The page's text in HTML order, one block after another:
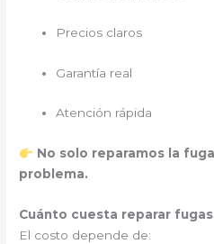
Precios claros
Garantía real
Atención rápida
No solo reparamos la
problema.
Cuánto cuesta reparar
El costo depende de: